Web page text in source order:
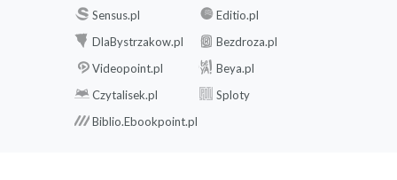
Sensus.pl
Editio.pl
DlaBystrzakow.pl
Bezdroza.pl
Videopoint.pl
Beya.pl
Czytalisek.pl
Sploty
Biblio.Ebookpoint.pl